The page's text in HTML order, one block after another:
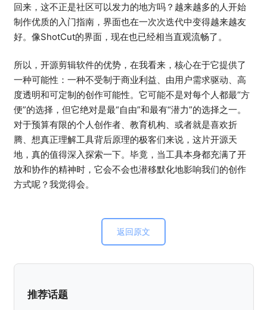
回来，这不正是社区可以发力的地方吗？越来越多的人开始
制作优质的入门指南，界面也在一次次迭代中变得越来越友
好。像ShotCut的界面，现在也已经相当直观流畅了。
所以，开源剪辑软件的优势，在我看来，核心在于它提供了
一种可能性：一种不受制于商业利益、由用户需求驱动、高
度透明和可定制的创作可能性。它可能不是对每个人都最“方
便”的选择，但它绝对是最“自由”和最有“潜力”的选择之一。
对于预算有限的个人创作者、教育机构、或者就是喜欢折
腾、想真正理解工具背后原理的极客们来说，这片开源天
地，真的值得深入探索一下。毕竟，当工具本身都充满了开
放和协作的精神时，它会不会也潜移默化地影响我们的创作
方式呢？我觉得会。
返回原文
推荐话题